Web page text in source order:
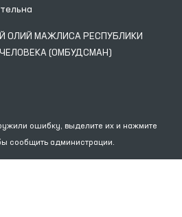
ОЛИЙ МАЖЛИСА РЕСПУБЛИКИ
(ОМБУДСМАН)
ошибку, выделите их и нажмите
сообщить администрации.